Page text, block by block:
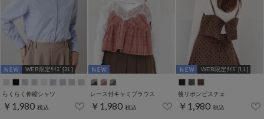
WEB限定ｻｲｽﾞ[3L]
らくらく伸縮シャツ
￥1,980 税込
レース付キャミブラウス
￥1,980 税込
WEB限定ｻｲｽﾞ[LL]
後リボンビスチェ
￥1,980 税込